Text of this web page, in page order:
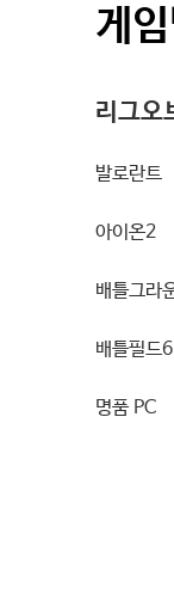
게
리그오
발로란트
아이온2
배틀그라
배틀필드6
명품 PC